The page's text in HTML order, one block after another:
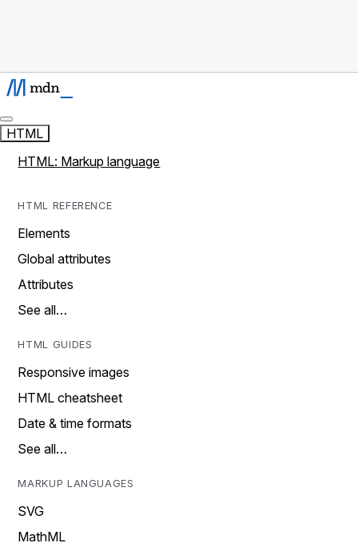
HTML
HTML: Markup language
HTML REFERENCE
Elements
Global attributes
Attributes
See all…
HTML GUIDES
Responsive images
HTML cheatsheet
Date & time formats
See all…
MARKUP LANGUAGES
SVG
MathML